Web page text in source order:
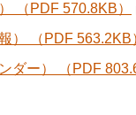
（PDF 570.8KB）
） （PDF 563.2KB
ダー） （PDF